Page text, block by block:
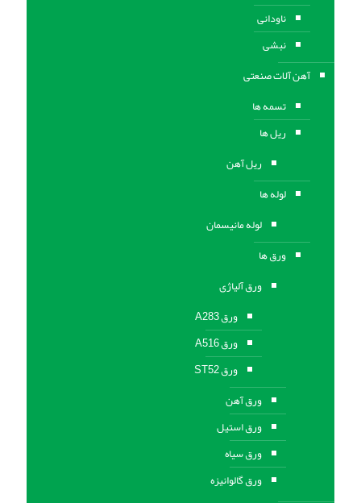
ناودانی
نبشی
آهن آلات صنعتی
تسمه ها
ریل ها
ریل آهن
لوله ها
لوله مانیسمان
ورق ها
ورق آلیاژی
ورق A283
ورق A516
ورق ST52
ورق آهن
ورق استیل
ورق سیاه
ورق گالوانیزه